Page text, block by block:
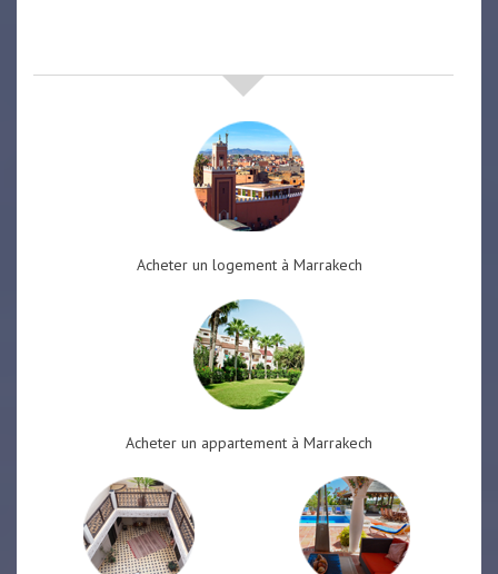
Acheter un logement à Marrakech
Acheter un appartement à Marrakech